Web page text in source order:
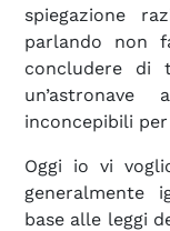
spiegazione
parlando non
concludere di
inconcepibili
Oggi io vi
generalmente
base alle leggi